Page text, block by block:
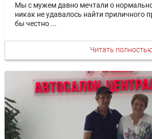
Мы с мужем давно мечтали о
никак не удавалось найти приличного
бы честно ...
Читать